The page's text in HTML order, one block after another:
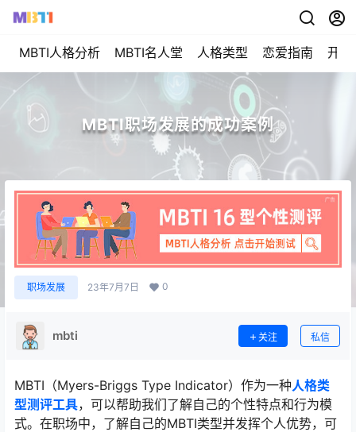
MBTI人格分析 MBTI名人堂 人格类型 恋爱指南 开始
MBTI职场发展的成功案例
职场发展 23年7月7日 0
mbti 关注 私信
MBTI（Myers-Briggs Type Indicator）作为一种人格类
型测评工具，可以帮助我们了解自己的个性特点和行为模
式。在职场中，了解自己的MBTI类型并发挥个人优势，可